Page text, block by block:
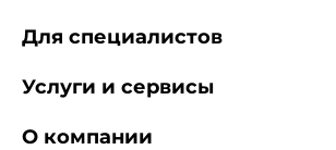
Для специалистов
Услуги и сервисы
О компании